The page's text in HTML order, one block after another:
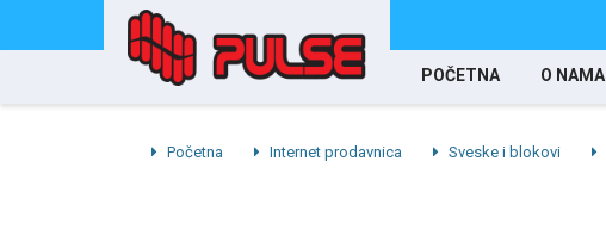
POČETNA O NAMA
Početna Internet prodavnica Sveske i blokovi